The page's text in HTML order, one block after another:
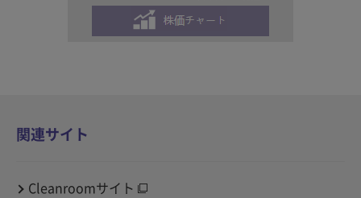
関連サイト
Cleanroomサイト